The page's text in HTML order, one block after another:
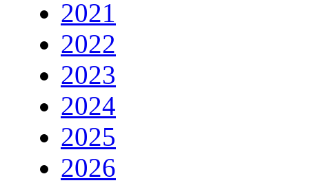
2021
2022
2023
2024
2025
2026